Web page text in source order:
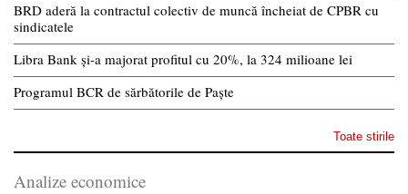
BRD aderă la contractul colectiv de muncă încheiat de CPBR cu
sindicatele
Libra Bank și-a majorat profitul cu 20%, la 324 milioane lei
Programul BCR de sărbătorile de Paște
Toate stirile
Analize economice